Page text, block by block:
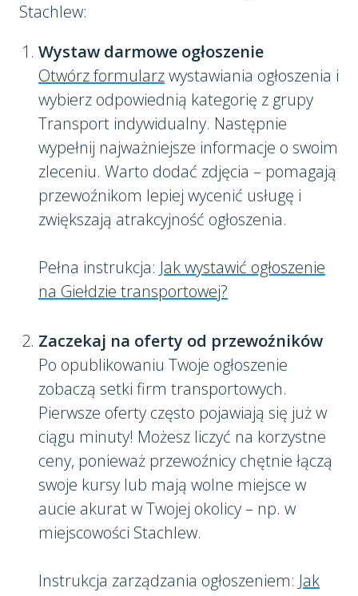
Stachlew:
Wystaw darmowe ogłoszenie
Otwórz formularzwystawiania ogłoszenia i
wybierz odpowiednią kategorię z grupy
Transport indywidualny. Następnie
wypełnij najważniejsze informacje o swoim
zleceniu. Warto dodać zdjęcia – pomagają
przewoźnikom lepiej wycenić usługę i
zwiększają atrakcyjność ogłoszenia.
Pełna instrukcja: Jak wystawić ogłoszenie
na Giełdzie transportowej?
Zaczekaj na oferty od przewoźników
Po opublikowaniu Twoje ogłoszenie
zobaczą setki firm transportowych.
Pierwsze oferty często pojawiają się już w
ciągu minuty! Możesz liczyć na korzystne
ceny, ponieważ przewoźnicy chętnie łączą
swoje kursy lub mają wolne miejsce w
aucie akurat w Twojej okolicy – np. w
miejscowości Stachlew.
Instrukcja zarządzania ogłoszeniem: Jak